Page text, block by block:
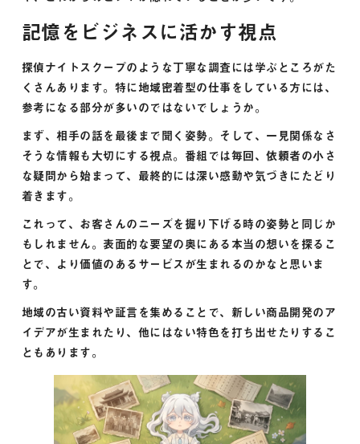
記憶をビジネスに活かす視点
探偵ナイトスクープのような丁寧な調査には学ぶところがた
くさんあります。特に地域密着型の仕事をしている方には、
参考になる部分が多いのではないでしょうか。
まず、相手の話を最後まで聞く姿勢。そして、一見関係なさ
そうな情報も大切にする視点。番組では毎回、依頼者の小さ
な疑問から始まって、最終的には深い感動や気づきにたどり
着きます。
これって、お客さんのニーズを掘り下げる時の姿勢と同じか
もしれません。表面的な要望の奥にある本当の想いを探るこ
とで、より価値のあるサービスが生まれるのかなと思いま
す。
地域の古い資料や証言を集めることで、新しい商品開発のア
イデアが生まれたり、他にはない特色を打ち出せたりするこ
ともあります。